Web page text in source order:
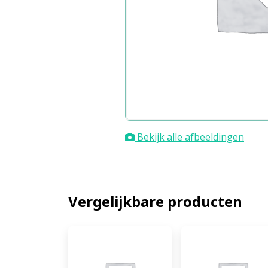
Bekijk alle afbeeldingen
Vergelijkbare producten